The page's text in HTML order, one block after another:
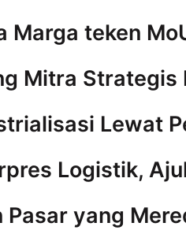
Marga teken
Mitra
Lewat
Logistik,
Pasar yang